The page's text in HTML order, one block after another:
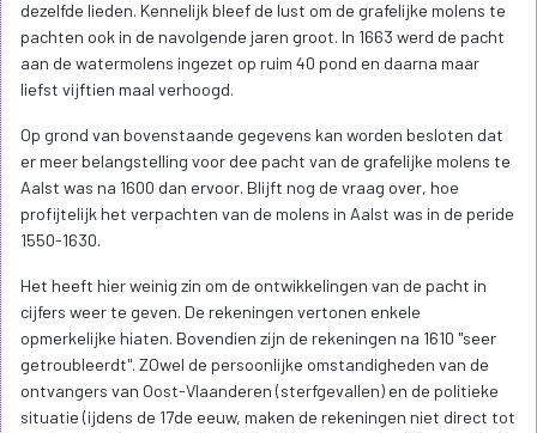
dezelfde lieden. Kennelijk bleef de lust om de grafelijke molens te
pachten ook in de navolgende jaren groot. In 1663 werd de pacht
aan de watermolens ingezet op ruim 40 pond en daarna maar
liefst vijftien maal verhoogd.
Op grond van bovenstaande gegevens kan worden besloten dat
er meer belangstelling voor dee pacht van de grafelijke molens te
Aalst was na 1600 dan ervoor. Blijft nog de vraag over, hoe
profijtelijk het verpachten van de molens in Aalst was in de peride
1550-1630.
Het heeft hier weinig zin om de ontwikkelingen van de pacht in
cijfers weer te geven. De rekeningen vertonen enkele
opmerkelijke hiaten. Bovendien zijn de rekeningen na 1610 "seer
getroubleerdt". ZOwel de persoonlijke omstandigheden van de
ontvangers van Oost-Vlaanderen (sterfgevallen) en de politieke
situatie (ijdens de 17de eeuw, maken de rekeningen niet direct tot